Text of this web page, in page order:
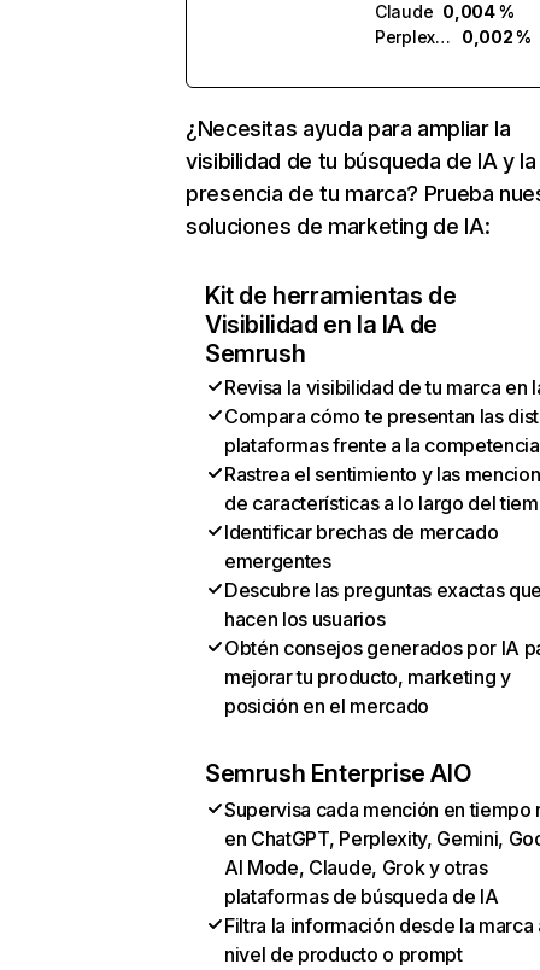
Claude 0,004 %
Perplexity
0,002 %
¿Necesitas ayuda para ampliar la
visibilidad de tu búsqueda de IA y la
presencia de tu marca? Prueba
soluciones de marketing de IA:
Kit de herramientas de
Visibilidad en la IA de
Semrush
Revisa la visibilidad de tu marca en
Compara cómo te presentan las
plataformas frente a la competencia
Rastrea el sentimiento y las
de características a lo largo del
Identificar brechas de mercado
emergentes
Descubre las preguntas exactas
hacen los usuarios
Obtén consejos generados por IA
mejorar tu producto, marketing y
posición en el mercado
Semrush Enterprise AIO
Supervisa cada mención en tiempo
en ChatGPT, Perplexity, Gemini,
AI Mode, Claude, Grok y otras
plataformas de búsqueda de IA
Filtra la información desde la marca
nivel de producto o prompt